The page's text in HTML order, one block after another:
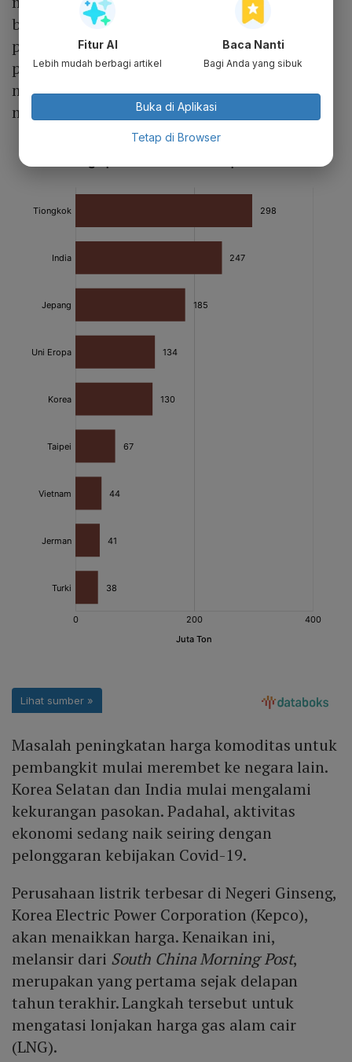
bakar batu bara sedang memperluas
pengadaan pasokan dengan biaya berapa
pun. Namun, para pedagangkomoditas
menyebut menemukan sumber impor lebih
mudah diucapkan daripada dilakukan.
Masalah peningkatan harga komoditas untuk
pembangkit mulai merembet ke negara lain.
Korea Selatan dan India mulai mengalami
kekurangan pasokan. Padahal, aktivitas
ekonomi sedang naik seiring dengan
pelonggaran kebijakan Covid-19.
Perusahaan listrik terbesar di Negeri Ginseng,
Korea Electric Power Corporation (Kepco),
akan menaikkan harga. Kenaikan ini,
melansir dari South China Morning Post,
merupakan yang pertama sejak delapan
tahun terakhir. Langkah tersebut untuk
mengatasi lonjakan harga gas alam cair
(LNG).
Fitur AI
Lebih mudah berbagi artikel
Baca Nanti
Bagi Anda yang sibuk
Buka di Aplikasi
Tetap di Browser